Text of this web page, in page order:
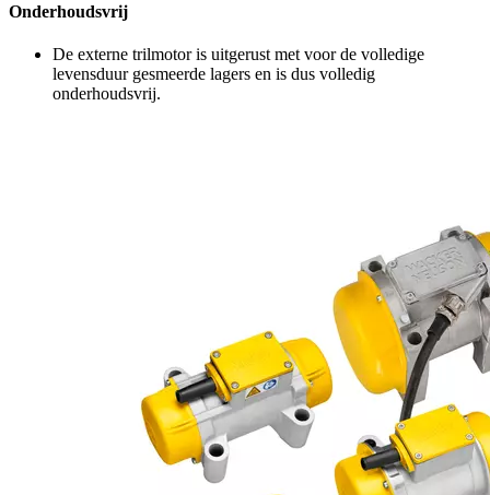
Onderhoudsvrij
De externe trilmotor is uitgerust met voor de volledige
levensduur gesmeerde lagers en is dus volledig
onderhoudsvrij.